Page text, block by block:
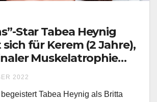
Star Tabea Heynig
für Kerem (2 Jahre),
Muskelatrophie
2022
Tabea Heynig als Britta